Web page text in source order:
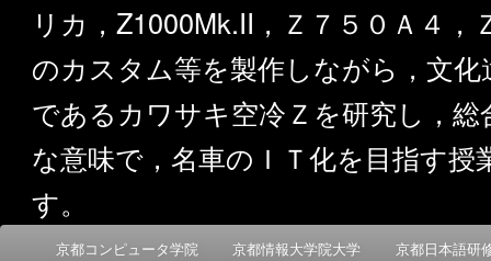
リカ，Z1000Mk.II，Ｚ７５０Ａ４，
のカスタム等を製作しながら，文化
であるカワサキ空冷Ｚを研究し，総
な意味で，名車のＩＴ化を目指す授
す。
メ
サ
京都コンピュータ学院 京都情報大学院大学 京都日本語研